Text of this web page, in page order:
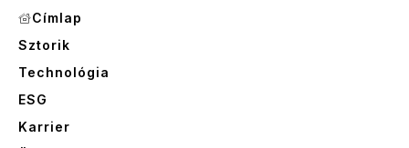
Címlap
Sztorik
Technológia
ESG
Karrier